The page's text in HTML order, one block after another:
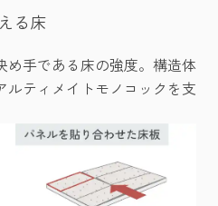
る床
め手である床の強度。構造体
ルティメイトモノコックを支